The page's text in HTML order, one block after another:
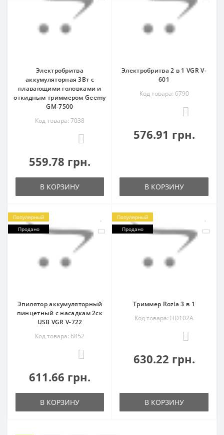
Электробритва
аккумуляторная 3Вт с
плавающими головками и
откидным триммером Geemy
GM-7500
Код товара: 7038
559.78 грн.
В КОРЗИНУ
Электробритва 2 в 1 VGR V-
601
Код товара: 6790
576.91 грн.
В КОРЗИНУ
Популярный
Продано
Эпилятор аккумуляторный
пинцетный с насадкам 2ск
USB VGR V-722
Код товара: 6852
611.66 грн.
В КОРЗИНУ
Популярный
Продано
Триммер Rozia 3 в 1
Код товара: HD102A
630.22 грн.
В КОРЗИНУ